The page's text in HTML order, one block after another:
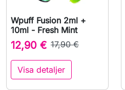
Wpuff Fusion 2ml +
10ml - Fresh Mint
12,90 € 17,90 €
Visa detaljer